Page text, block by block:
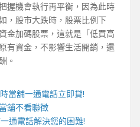
握機會執行再平衡，因為此時
，股市大跌時，股票比例下
金加碼股票，這就是「低買高
有資金，不影響生活開銷，還
。
當舖一通電話立即貸!
舖不看聯徵
一通電話解決您的困難!